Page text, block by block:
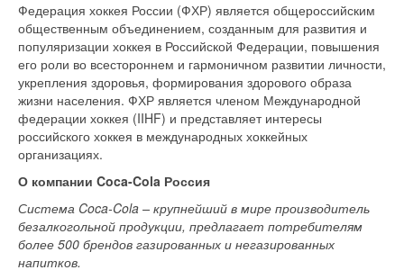
Федерация хоккея России (ФХР) является общероссийским
общественным объединением, созданным для развития и
популяризации хоккея в Российской Федерации, повышения
его роли во всестороннем и гармоничном развитии личности,
укрепления здоровья, формирования здорового образа
жизни населения. ФХР является членом Международной
федерации хоккея (IIHF) и представляет интересы
российского хоккея в международных хоккейных
организациях.
О компании Coca-Cola Россия
Система Coca-Cola – крупнейший в мире производитель
безалкогольной продукции, предлагает потребителям
более 500 брендов газированных и негазированных
напитков.